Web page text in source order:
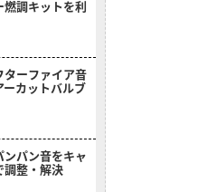
調キットを利
ターファイア音
カットバルブ
パン音をキャ
調整・解決